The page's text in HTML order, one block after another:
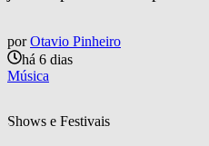
por Otavio Pinheiro
há 6 dias
Música
Shows e Festivais